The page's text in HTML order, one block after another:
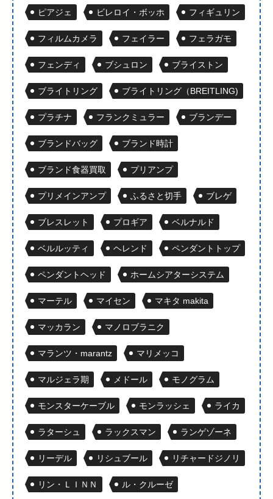
ピアジェ ビレロイ・ボッホ フィギュリン
フィルムカメラ フェイラー フェラガモ
フェンディ ブシュロン ブライストン
ブライトリング ブライトリング（BREITLING)
プラチナ フランクミュラー ブランデー
ブランドバッグ ブランド時計
ブランド食器買取 プリアンプ
プリメインアンプ ふるさと切手 ブレゲ
ブレスレット プロギア ベルナルド
ベルルッティ ヘレンド ペンダントトップ
ペンダントヘッド ホームシアターシステム
マーテル マイセン マキタ makita
マッカラン マノロブラニク
マランツ・marantz マリメッコ
マルジェラ期 メドール モノグラム
モンスターケーブル モンラッシェ ライカ
ラターシュ ラックスマン ランゲゾーネ
リーデル リシュブール リチャードジノリ
リン・ＬＩＮＮ ル・クルーゼ